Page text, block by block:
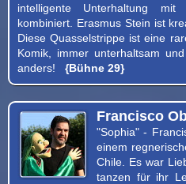
intelligente Unterhaltung
kombiniert. Erasmus Stein ist
Diese Quasselstrippe ist eine
Komik, immer unterhaltsam
anders! {Bühne 29}
Francisco
"Sophia" -
einem
Chile. Es war
tanzen für ihr